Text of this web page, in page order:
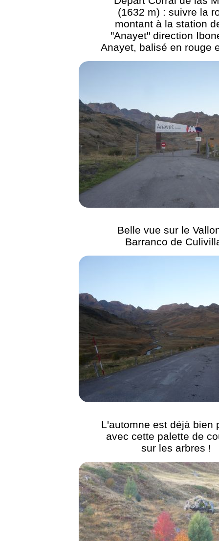
(1632 m) : suivre la
montant à la station
"Anayet" direction
Anayet, balisé en rouge
Belle vue sur le
Barranco de
L'automne est déjà bien
avec cette palette de
sur les arbres !